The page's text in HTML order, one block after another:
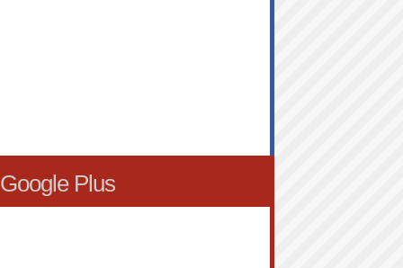
Google Plus